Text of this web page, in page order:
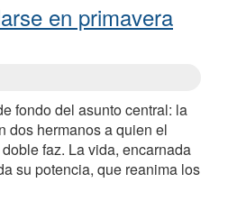
en primavera
fondo del asunto central: la
dos hermanos a quien el
faz. La vida, encarnada
su potencia, que reanima los